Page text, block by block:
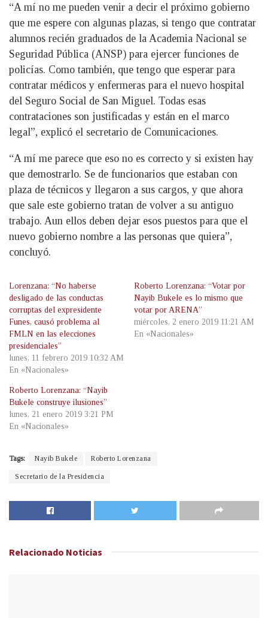
“A mí no me pueden venir a decir el próximo gobierno
que me espere con algunas plazas, si tengo que contratar
alumnos recién graduados de la Academia Nacional se
Seguridad Pública (ANSP) para ejercer funciones de
policías. Como también, que tengo que esperar para
contratar médicos y enfermeras para el nuevo hospital
del Seguro Social de San Miguel. Todas esas
contrataciones son justificadas y están en el marco
legal”, explicó el secretario de Comunicaciones.
“A mí me parece que eso no es correcto y si existen hay
que demostrarlo. Se de funcionarios que estaban con
plaza de técnicos y llegaron a sus cargos, y que ahora
que sale este gobierno tratan de volver a su antiguo
trabajo. Aun ellos deben dejar esos puestos para que el
nuevo gobierno nombre a las personas que quiera”,
concluyó.
Lorenzana: “No haberse
desligado de las conductas
corruptas del expresidente
Funes, causó problema al
FMLN en las elecciones
presidenciales”
lunes, 11 febrero 2019 10:32 AM
En «Nacionales»
Roberto Lorenzana: “Votar por
Nayib Bukele es lo mismo que
votar por ARENA”
miércoles, 2 enero 2019 11:21 AM
En «Nacionales»
Roberto Lorenzana: “Nayib
Bukele construye ilusiones”
lunes, 21 enero 2019 3:21 PM
En «Nacionales»
Tags: Nayib Bukele Roberto Lorenzana
Secretario de la Presidencia
Relacionado Noticias